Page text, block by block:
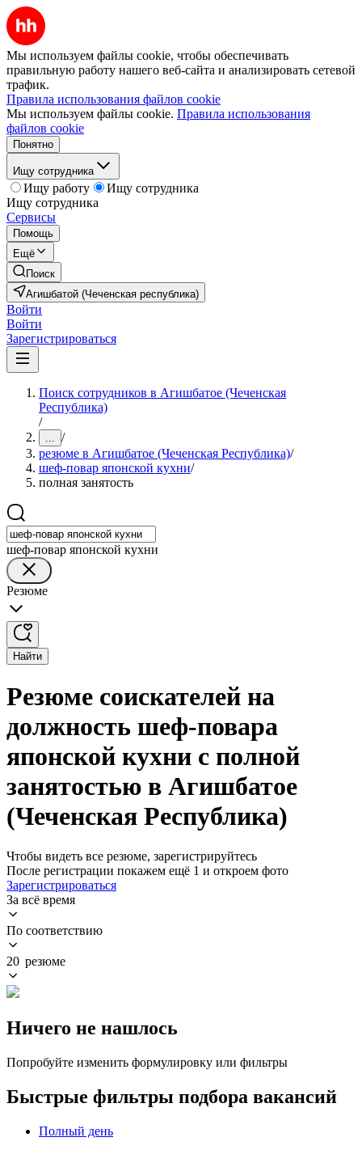
Мы используем файлы cookie, чтобы обеспечивать
правильную работу нашего веб-сайта и анализировать сетевой
трафик.
Правила использования файлов cookie
Мы используем файлы cookie. Правила использования
файлов cookie
Понятно
Ищу сотрудника
Ищу работу
Ищу сотрудника
Ищу сотрудника
Сервисы
Помощь
Ещё
Поиск
Агишбатой (Чеченская республика)
Войти
Войти
Зарегистрироваться
Поиск сотрудников в Агишбатое (Чеченская
Республика)
/
... /
резюме в Агишбатое (Чеченская Республика)/
шеф-повар японской кухни/
полная занятость
шеф-повар японской кухни
Резюме
Найти
Резюме соискателей на
должность шеф-повара
японской кухни с полной
занятостью в Агишбатое
(Чеченская Республика)
Чтобы видеть все резюме, зарегистрируйтесь
После регистрации покажем ещё 1 и откроем фото
Зарегистрироваться
За всё время
По соответствию
20 резюме
Ничего не нашлось
Попробуйте изменить формулировку или фильтры
Быстрые фильтры подбора вакансий
Полный день